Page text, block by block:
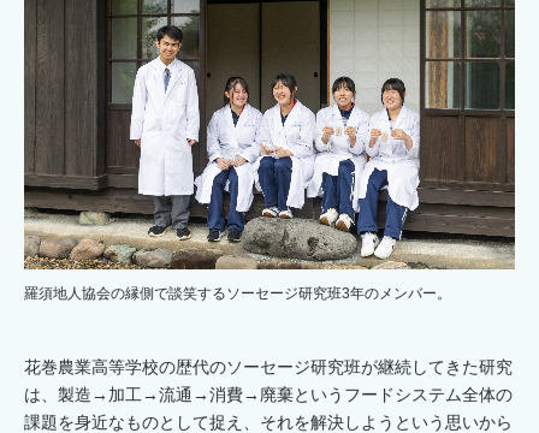
羅須地人協会の縁側で談笑するソーセージ研究班3年のメンバー。
花巻農業高等学校の歴代のソーセージ研究班が継続してきた研究
は、製造→加工→流通→消費→廃棄というフードシステム全体の
課題を身近なものとして捉え、それを解決しようという思いから